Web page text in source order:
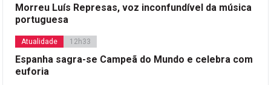
Morreu Luís Represas, voz inconfundível da música
portuguesa
Atualidade 12h33
Espanha sagra-se Campeã do Mundo e celebra com
euforia